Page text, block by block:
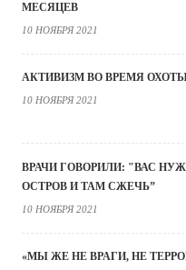
МЕСЯЦЕВ
10 НОЯБРЯ 2021
АКТИВИЗМ ВО ВРЕМЯ
10 НОЯБРЯ 2021
ВРАЧИ ГОВОРИЛИ: "ВАС
ОСТРОВ И ТАМ СЖЕЧЬ”
10 НОЯБРЯ 2021
«МЫ ЖЕ НЕ ВРАГИ, НЕ